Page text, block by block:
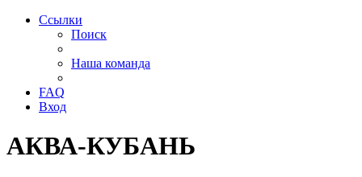
Ссылки
Поиск
Наша команда
FAQ
Вход
АКВА-КУБАНЬ